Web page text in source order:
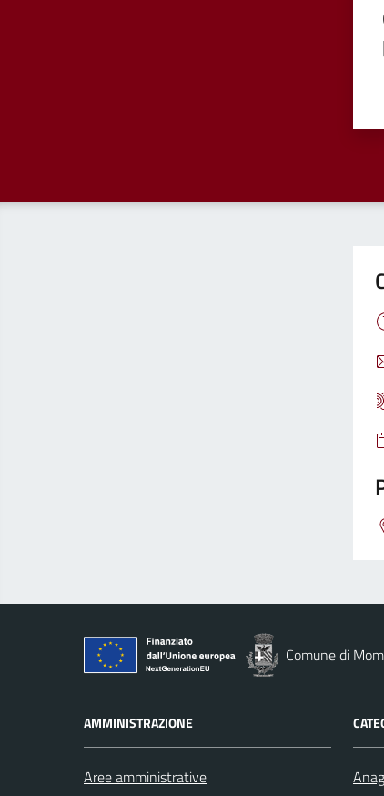
Comune di
AMMINISTRAZIONE
Aree amministrative